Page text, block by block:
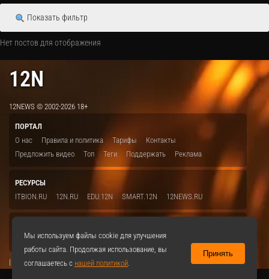
Показать фильтр
Нет постов для отображения
12N
12NEWS © 2002-2026 18+
ПОРТАЛ
О нас
Правила и политика Тарифы
Контакты
Предложить видео
Топ Теги Поддержать Реклама
РЕСУРСЫ
ITBION.RU
12N.RU EDU.12N SMART.12N 12NEWS.RU
VKontakte
|
Мы используем файлы cookie для улучшения
работы сайта. Продолжая использование, вы
соглашаетесь с нашей политикой.
Принять